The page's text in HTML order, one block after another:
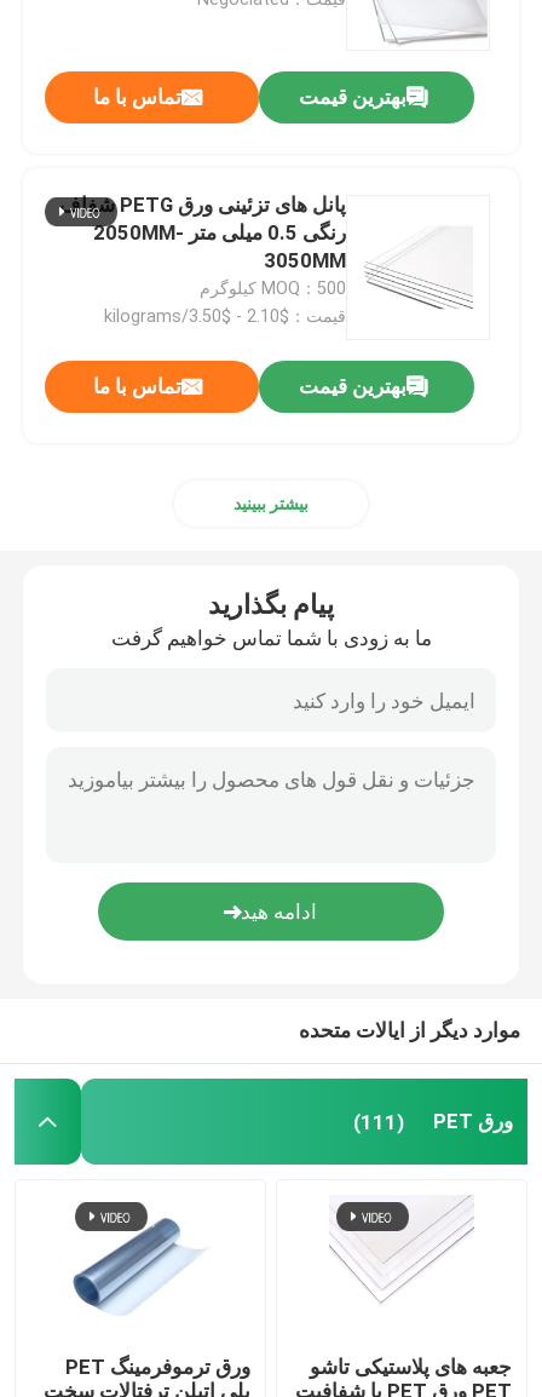
رزین PLA
رول ورق PLA
بهترین قیمت تماس با ما
پانل های تزئینی ورق PETG شفاف
رنگی 0.5 میلی متر 2050MM-
3050MM
MOQ：500 کیلوگرم
قیمت：$2.10 - $3.50/kilograms
بهترین قیمت تماس با ما
بیشتر ببینید
پیام بگذارید
ما به زودی با شما تماس خواهیم گرفت
موارد دیگر از ایالات متحده
ورق PET (111)
جعبه های پلاستیکی تاشو
PET ورق PET با شفافیت
ورق ترموفرمینگ PET
پلی اتیلن ترفتالات سخت